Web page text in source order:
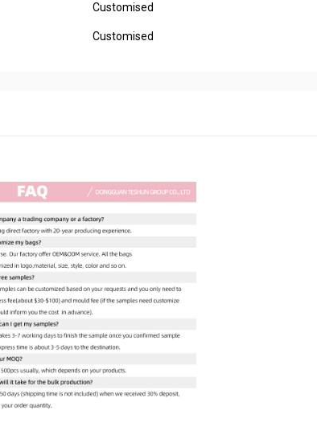
Customised
Customised